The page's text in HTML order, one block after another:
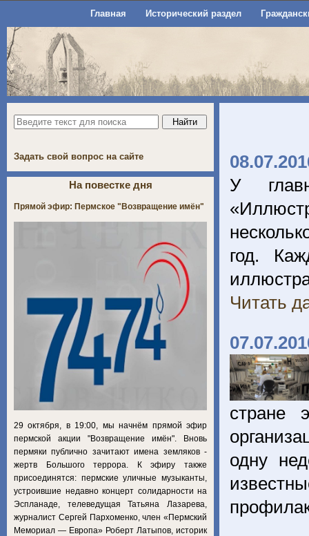
Главная Исторический раздел
У
год.
Читать
стране
одну
Задать свой вопрос на сайте
На повестке дня
Прямой эфир: Пермское "Возвращение имён"
29 октября, в 19:00, мы начнём прямой эфир
пермской акции "Возвращение имён". Вновь
пермяки публично зачитают имена земляков -
жертв Большого террора. К эфиру также
присоединятся: пермские уличные музыканты,
устроившие недавно концерт солидарности на
Эспланаде, телеведущая Татьяна Лазарева,
журналист Сергей Пархоменко, член «Пермский
Мемориал — Европа» Роберт Латыпов, историк